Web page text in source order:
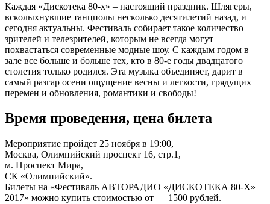
Каждая «Дискотека 80-х» – настоящий праздник. Шлягеры,
всколыхнувшие танцполы несколько десятилетий назад, и
сегодня актуальны. Фестиваль собирает такое количество
зрителей и телезрителей, которым не всегда могут
похвастаться современные модные шоу. С каждым годом в
зале все больше и больше тех, кто в 80-е годы двадцатого
столетия только родился. Эта музыка объединяет, дарит в
самый разгар осени ощущение весны и легкости, грядущих
перемен и обновления, романтики и свободы!
Время проведения, цена билета
Мероприятие пройдет 25 ноября в 19:00,
Москва, Олимпийский проспект 16, стр.1,
м. Проспект Мира,
СК «Олимпийский».
Билеты на «Фестиваль АВТОРАДИО «ДИСКОТЕКА 80-Х»
2017» можно купить стоимостью от — 1500 рублей.